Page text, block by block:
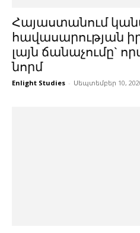
Հայաստանում
հավասարության
լայն ճանաչումը`
նորմ
Enlight Studies - Սեպտեմբեր 10,